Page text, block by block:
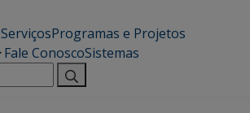
ServiçosProgramas e Projetos
Fale ConoscoSistemas